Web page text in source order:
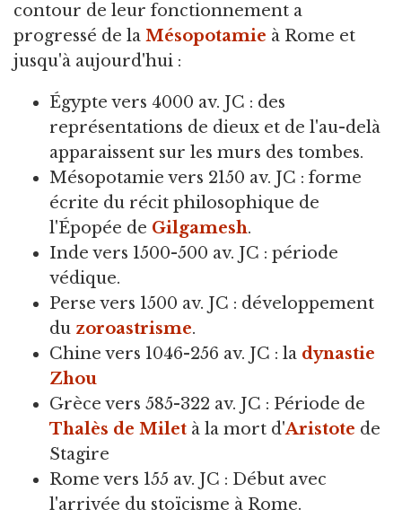
contour de leur fonctionnement a
progressé de la Mésopotamie à Rome et
jusqu'à aujourd'hui :
Égypte vers 4000 av. JC : des
représentations de dieux et de l'au-delà
apparaissent sur les murs des tombes.
Mésopotamie vers 2150 av. JC : forme
écrite du récit philosophique de
l'Épopée de Gilgamesh.
Inde vers 1500-500 av. JC : période
védique.
Perse vers 1500 av. JC : développement
du zoroastrisme.
Chine vers 1046-256 av. JC : la dynastie
Zhou
Grèce vers 585-322 av. JC : Période de
Thalès de Milet à la mort d'Aristote de
Stagire
Rome vers 155 av. JC : Début avec
l'arrivée du stoïcisme à Rome.